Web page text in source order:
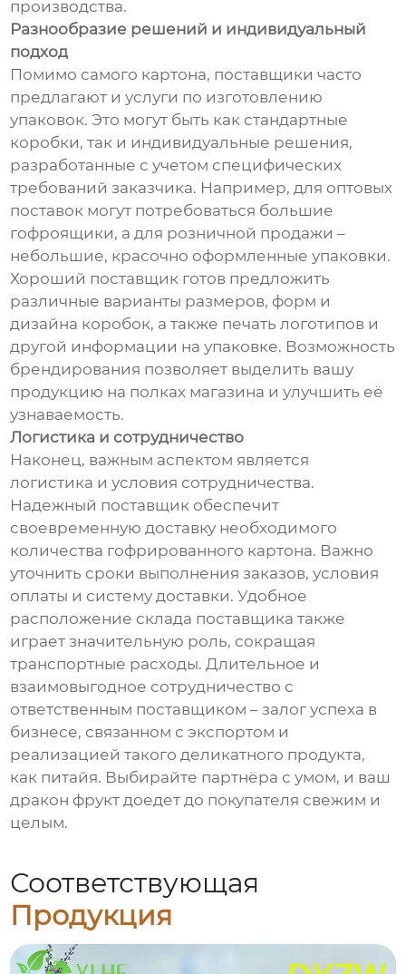
производства.
Разнообразие решений и индивидуальный
подход
Помимо самого картона, поставщики часто
предлагают и услуги по изготовлению
упаковок. Это могут быть как стандартные
коробки, так и индивидуальные решения,
разработанные с учетом специфических
требований заказчика. Например, для оптовых
поставок могут потребоваться большие
гофроящики, а для розничной продажи –
небольшие, красочно оформленные упаковки.
Хороший поставщик готов предложить
различные варианты размеров, форм и
дизайна коробок, а также печать логотипов и
другой информации на упаковке. Возможность
брендирования позволяет выделить вашу
продукцию на полках магазина и улучшить её
узнаваемость.
Логистика и сотрудничество
Наконец, важным аспектом является
логистика и условия сотрудничества.
Надежный поставщик обеспечит
своевременную доставку необходимого
количества гофрированного картона. Важно
уточнить сроки выполнения заказов, условия
оплаты и систему доставки. Удобное
расположение склада поставщика также
играет значительную роль, сокращая
транспортные расходы. Длительное и
взаимовыгодное сотрудничество с
ответственным поставщиком – залог успеха в
бизнесе, связанном с экспортом и
реализацией такого деликатного продукта,
как питайя. Выбирайте партнёра с умом, и ваш
дракон фрукт доедет до покупателя свежим и
целым.
Соответствующая
Продукция